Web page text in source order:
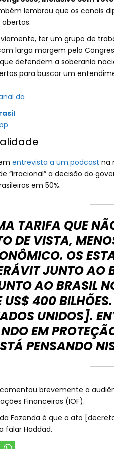
lembrou que os canais
ter um grupo de
larga margem pelo
defendem a soberania
para buscar um
da
entrevista a um podcast na
“irracional” a decisão do
em 50%.
TARIFA QUE
DE VISTA,
OS
JUNTO AO
AO BRASIL
US$ 400
UNIDOS].
EM
PENSANDO
brevemente a
Financeiras (IOF).
Fazenda é que o ato
falar Haddad.